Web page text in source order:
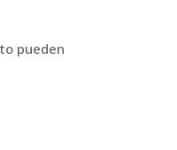
pueden